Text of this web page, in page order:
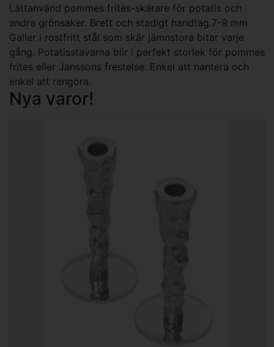
Lättanvänd pommes frites-skärare för potatis och
andra grönsaker. Brett och stadigt handtag.7-9 mm
Galler i rostfritt stål som skär jämnstora bitar varje
gång. Potatisstavarna blir i perfekt storlek för pommes
frites eller Janssons frestelse. Enkel att hantera och
enkel att rengöra.
Nya varor!